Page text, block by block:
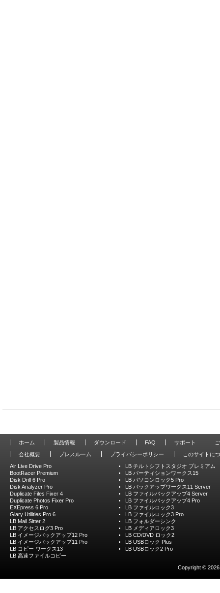
ホーム 製品情報 ダウンロード FAQ サポート
会社概要
プレスルーム プライバシーポリシー
このサイトに
Air Live Drive Pro
BootRacer Premium
Disk Drill 6 Pro
Disk Analyzer Pro
Duplicate Files Fixer 4
Duplicate Photos Fixer Pro
EXEpress 6 Pro
Glary Utilities Pro 6
LB Mail Sitter 2
LB アクセスログ3 Pro
LB イメージバックアップ12 Pro
LB イメージバックアップ11 Pro
LB コピー ワークス13
LB 高速ファイルコピー
LB チルトシフトスタジオ プレミアム
LB パーティションワークス15
LB パソコンロック5 Pro
LB バックアップワークス11 Server
LB ファイルバックアップ4 Server
LB ファイルバックアップ4 Pro
LB ファイルロック3
LB ファイルロック3 Pro
LB フォルダーシンク
LB メディアロック3
LB CD/DVD ロック2
LB USBロック Plus
LB USBロック2 Pro
Copyright ©